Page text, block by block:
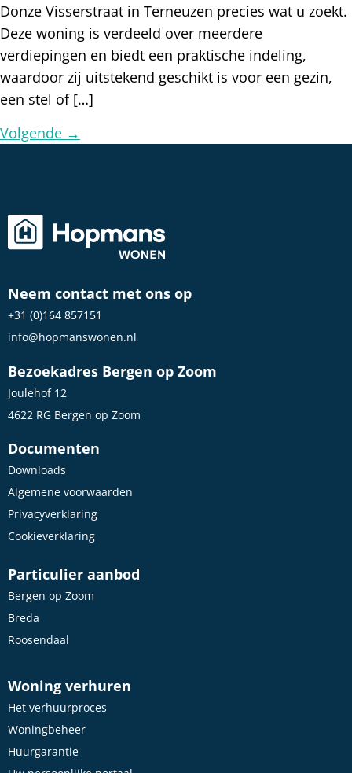
Donze Visserstraat in Terneuzen precies wat u zoekt.
Deze woning is verdeeld over meerdere
verdiepingen en biedt een praktische indeling,
waardoor zij uitstekend geschikt is voor een gezin,
een stel of […]
Volgende →
Neem contact met ons op
+31 (0)164 857151
info@hopmanswonen.nl
Bezoekadres Bergen op Zoom
Joulehof 12
4622 RG Bergen op Zoom
Documenten
Downloads
Algemene voorwaarden
Privacyverklaring
Cookieverklaring
Particulier aanbod
Bergen op Zoom
Breda
Roosendaal
Woning verhuren
Het verhuurproces
Woningbeheer
Huurgarantie